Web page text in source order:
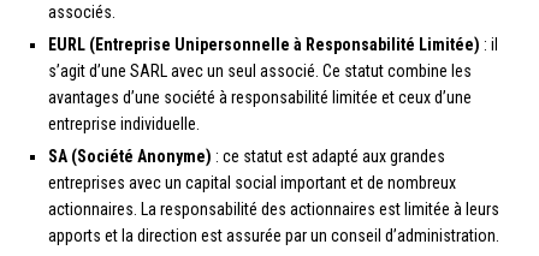
associés.
EURL (Entreprise Unipersonnelle à Responsabilité Limitée) : il
s’agit d’une SARL avec un seul associé. Ce statut combine les
avantages d’une société à responsabilité limitée et ceux d’une
entreprise individuelle.
SA (Société Anonyme) : ce statut est adapté aux grandes
entreprises avec un capital social important et de nombreux
actionnaires. La responsabilité des actionnaires est limitée à leurs
apports et la direction est assurée par un conseil d’administration.